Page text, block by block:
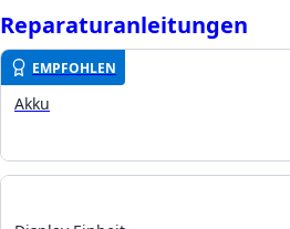
Reparaturanleitungen
EMPFOHLEN
Akku